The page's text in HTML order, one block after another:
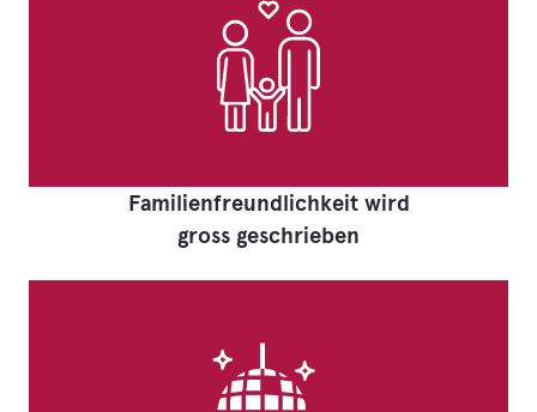
Familienfreundlichkeit wird
gross geschrieben